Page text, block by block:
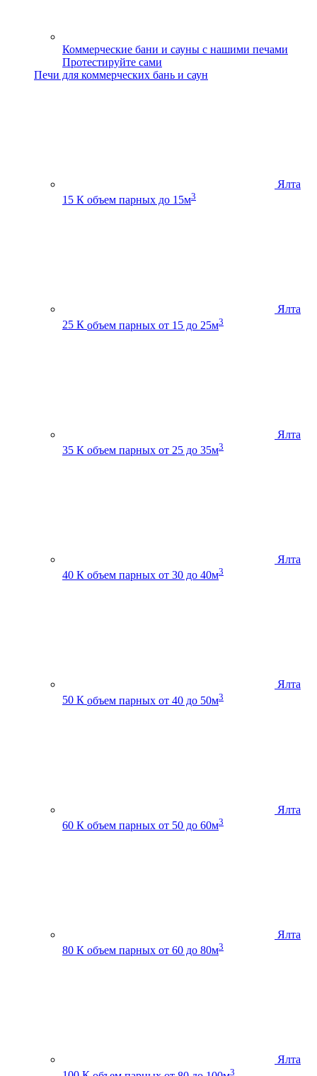
Коммерческие бани и сауны с нашими печами
Протестируйте сами
Печи для коммерческих бань и саун
Ялта
15 К объем парных до 15м3
Ялта
25 К объем парных от 15 до 25м3
Ялта
35 К объем парных от 25 до 35м3
Ялта
40 К объем парных от 30 до 40м3
Ялта
50 К объем парных от 40 до 50м3
Ялта
60 К объем парных от 50 до 60м3
Ялта
80 К объем парных от 60 до 80м3
Ялта
3